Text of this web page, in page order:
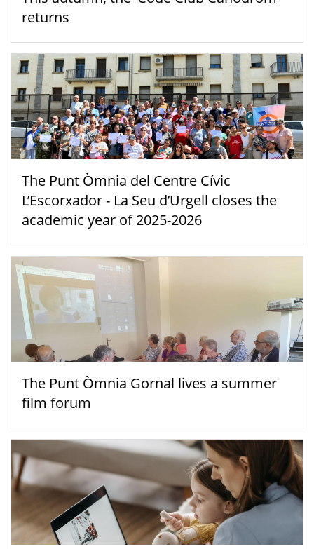
returns
The Punt Òmnia del Centre Cívic
L’Escorxador - La Seu d’Urgell closes the
academic year of 2025-2026
The Punt Òmnia Gornal lives a summer
film forum